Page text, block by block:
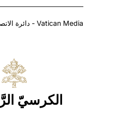
Copyright © دائرة الاتصالات - Vatican Media
الكرسيّ